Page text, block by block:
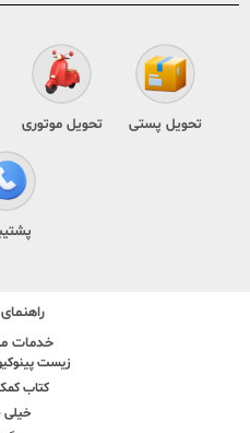
تحویل پستی تحویل موتوری
خدمات
زیست
کتاب
خیلی